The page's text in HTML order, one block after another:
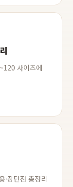
사이즈에
·장단점 총정리